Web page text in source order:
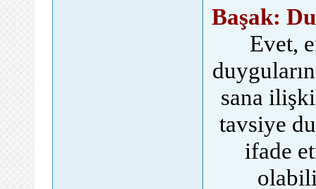
Başak:
Evet,
sana
tavsiye
ifade